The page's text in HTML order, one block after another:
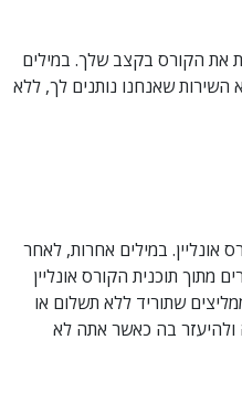
את הקורס בקצב שלך. במילים
השירות שאנחנו נותנים לך, ללא
אונליין. במילים אחרות, לאחר
מתוך תוכנית הקורס אונליין
שתוריד ללא תשלום או
ולהיעזר בה כאשר אתה לא